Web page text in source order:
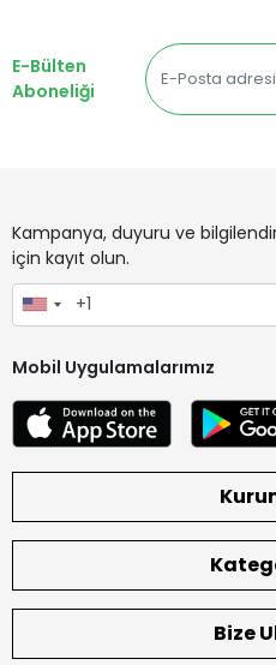
E-Bülten
Aboneliği
Kampanya, duyuru ve
için kayıt olun.
Mobil Uygulamalarımız
Bize